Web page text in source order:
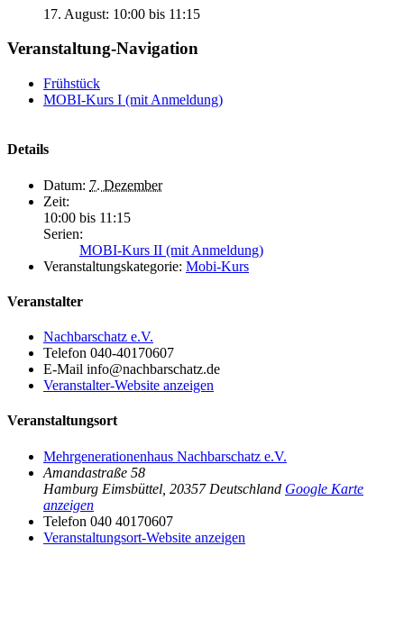
17. August: 10:00 bis 11:15
Veranstaltung-Navigation
Frühstück
MOBI-Kurs I (mit Anmeldung)
Details
Datum: 7. Dezember
Zeit:
10:00 bis 11:15
Serien:
MOBI-Kurs II (mit Anmeldung)
Veranstaltungskategorie: Mobi-Kurs
Veranstalter
Nachbarschatz e.V.
Telefon 040-40170607
E-Mail info@nachbarschatz.de
Veranstalter-Website anzeigen
Veranstaltungsort
Mehrgenerationenhaus Nachbarschatz e.V.
Amandastraße 58
Hamburg Eimsbüttel 20357 Deutschland Google Karte
anzeigen
Telefon 040 40170607
Veranstaltungsort-Website anzeigen